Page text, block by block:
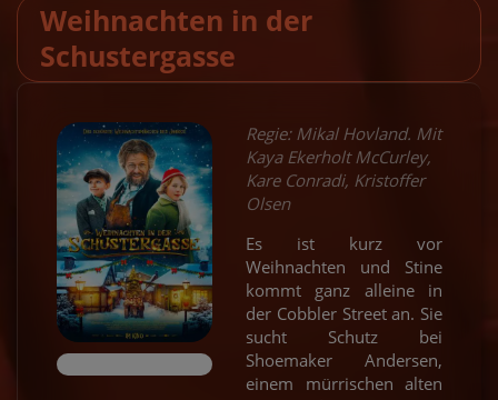
Weihnachten in der
Schustergasse
Regie: Mikal Hovland. Mit
Kaya Ekerholt McCurley,
Kare Conradi, Kristoffer
Olsen
Es ist kurz vor
Weihnachten und Stine
kommt ganz alleine in
der Cobbler Street an. Sie
sucht Schutz bei
Shoemaker Andersen,
einem mürrischen alten